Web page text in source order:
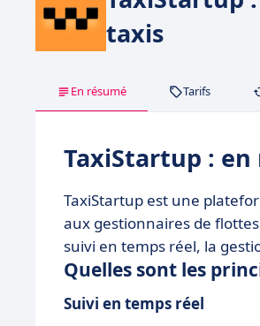
taxis
En résumé Tarifs
TaxiStartup : en
TaxiStartup est une
aux gestionnaires de
suivi en temps réel, la
Quelles sont les
Suivi en temps réel